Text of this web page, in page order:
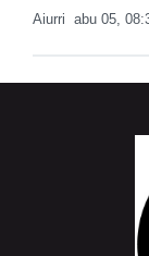
Aiurri abu 05,